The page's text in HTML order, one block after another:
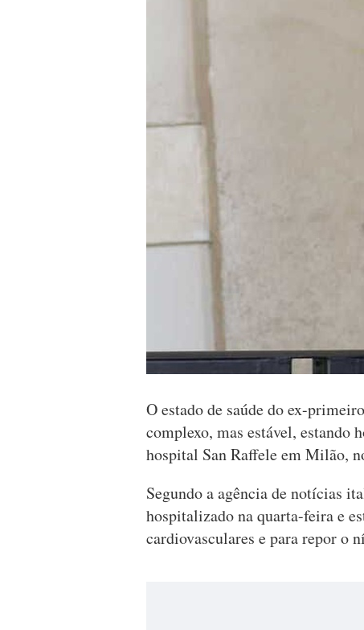
O estado de saúde do ex-
complexo, mas estável, estando
hospital San Raffele em Milão,
Segundo a agência de notícias
hospitalizado na quarta-feira e
cardiovasculares e para repor o